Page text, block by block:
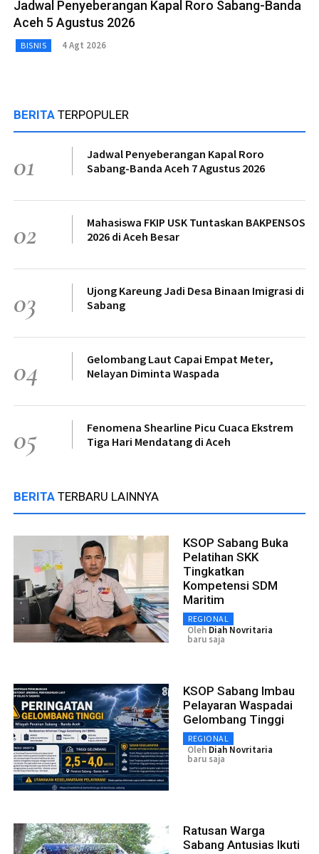
Jadwal Penyeberangan Kapal Roro Sabang-Banda
Aceh 5 Agustus 2026
BISNIS 4 Agt 2026
BERITA TERPOPULER
01
Jadwal Penyeberangan Kapal Roro
Sabang-Banda Aceh 7 Agustus 2026
02
Mahasiswa FKIP USK Tuntaskan BAKPENSOS
2026 di Aceh Besar
03
Ujong Kareung Jadi Desa Binaan Imigrasi di
Sabang
04
Gelombang Laut Capai Empat Meter,
Nelayan Diminta Waspada
05
Fenomena Shearline Picu Cuaca Ekstrem
Tiga Hari Mendatang di Aceh
BERITA TERBARU LAINNYA
KSOP Sabang Buka
Pelatihan SKK
Tingkatkan
Kompetensi SDM
Maritim
REGIONAL
Oleh Diah Novritaria
baru saja
KSOP Sabang Imbau
Pelayaran Waspadai
Gelombang Tinggi
REGIONAL
Oleh Diah Novritaria
baru saja
Ratusan Warga
Sabang Antusias Ikuti